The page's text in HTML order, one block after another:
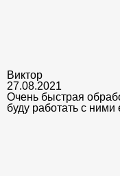
Виктор
27.08.2021
Очень быстрая
буду работать с ними